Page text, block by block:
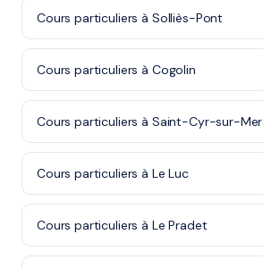
Cours particuliers à Solliès-Pont
Cours particuliers à Cogolin
Cours particuliers à Saint-Cyr-sur-Mer
Cours particuliers à Le Luc
Cours particuliers à Le Pradet